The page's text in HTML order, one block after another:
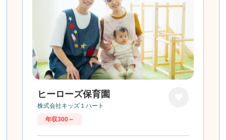
ヒーローズ保育園
株式会社キッズ１ハート
年収300～